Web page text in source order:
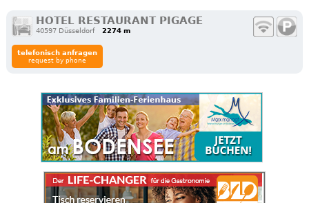
HOTEL RESTAURANT PIGAGE
40597 Düsseldorf 2274 m
telefonisch anfragen
request by phone